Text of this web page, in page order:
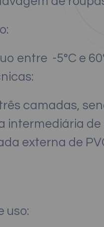
entre -5°C e
camadas,
intermediária
externa de
uso: